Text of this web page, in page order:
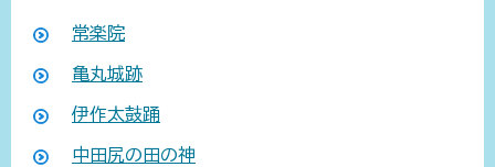
常楽院
亀丸城跡
伊作太鼓踊
中田尻の田の神